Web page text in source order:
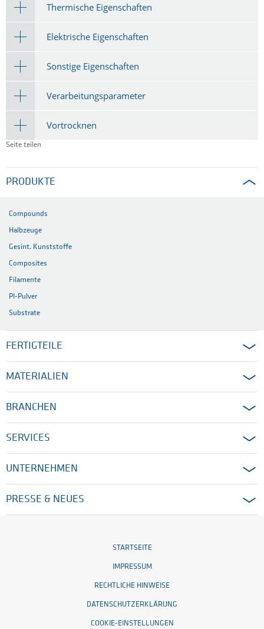
Thermische Eigenschaften
Elektrische Eigenschaften
Sonstige Eigenschaften
Verarbeitungsparameter
Vortrocknen
Seite teilen
PRODUKTE
Compounds
Halbzeuge
Gesint. Kunststoffe
Composites
Filamente
PI-Pulver
Substrate
FERTIGTEILE
MATERIALIEN
BRANCHEN
SERVICES
UNTERNEHMEN
PRESSE & NEUES
STARTSEITE
IMPRESSUM
RECHTLICHE HINWEISE
DATENSCHUTZERKLÄRUNG
COOKIE-EINSTELLUNGEN